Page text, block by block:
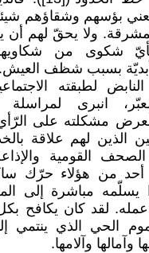
بؤسهم وشقاؤهم
ولا يحقّ لهم أن
شكوى من
بسبب شظف العيش.
لطبقته
انبرى لمراسلة
مشكلته على
الذين لهم علاقة
القومية
أحد من هؤلاء حرّك
يسلّمه مباشرة إلى
عمله. لقد كان يكافح
الحي الذي ينتمي
وآمالها وآلامها.